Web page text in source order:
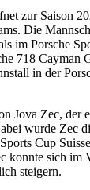
zur Saison
Die
im Porsche
718 Cayman
in der
Jova Zec, der
wurde Zec
Cup
konnte sich im
steigern.